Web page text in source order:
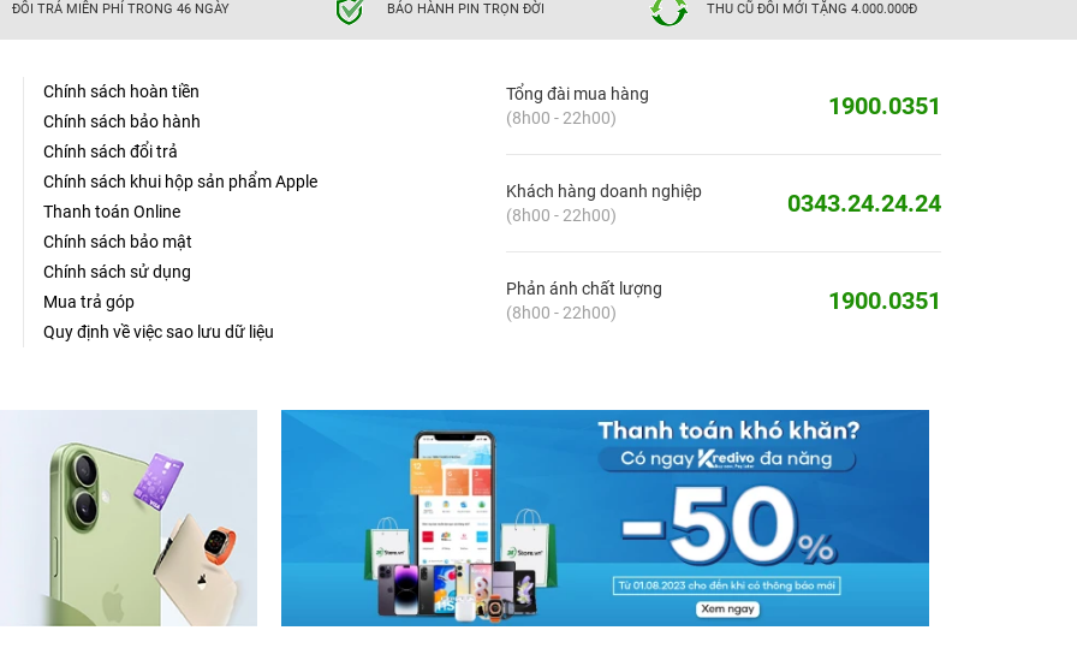
ĐỔI TRẢ MIỄN PHÍ TRONG 46 NGÀY BẢO HÀNH PIN TRỌN ĐỜI THU CŨ ĐỔI MỚI TẶNG 4.000.000Đ
Chính sách hoàn tiền
Chính sách bảo hành
Chính sách đổi trả
Chính sách khui hộp sản phẩm Apple
Thanh toán Online
Chính sách bảo mật
Chính sách sử dụng
Mua trả góp
Quy định về việc sao lưu dữ liệu
Tổng đài mua hàng
(8h00 - 22h00)
1900.0351
Khách hàng doanh nghiệp
(8h00 - 22h00)
0343.24.24.24
Phản ánh chất lượng
(8h00 - 22h00)
1900.0351